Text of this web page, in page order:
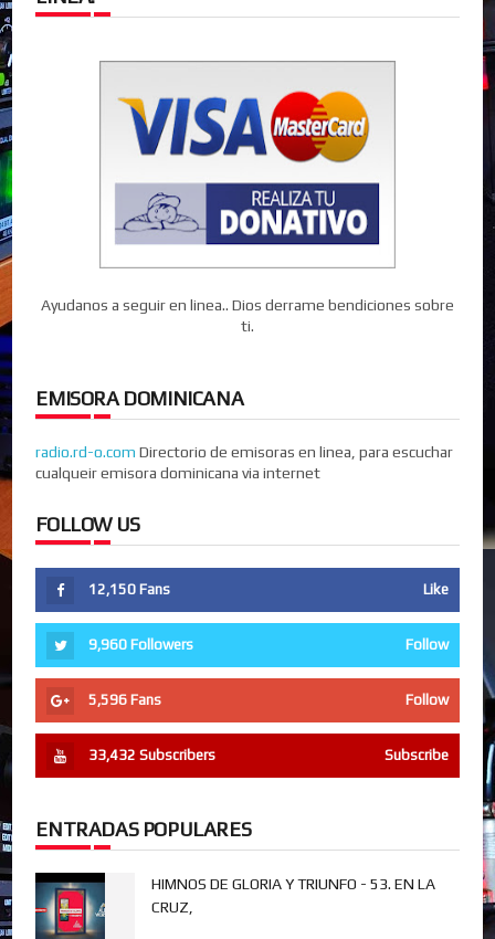
Ayudanos a seguir en linea.. Dios derrame bendiciones sobre
ti.
EMISORA DOMINICANA
radio.rd-o.com Directorio de emisoras en linea, para escuchar
cualqueir emisora dominicana via internet
FOLLOW US
12,150 Fans Like
9,960 Followers Follow
5,596 Fans Follow
33,432 Subscribers Subscribe
ENTRADAS POPULARES
HIMNOS DE GLORIA Y TRIUNFO - 53. EN LA
CRUZ,